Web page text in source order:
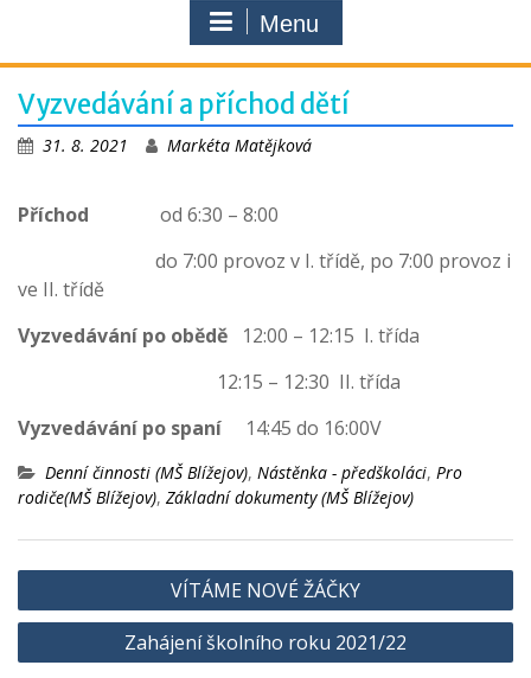
Menu
Vyzvedávání a příchod dětí
31. 8. 2021 Markéta Matějková
Příchod
od 6:30 – 8:00
do 7:00 provoz v I. třídě, po 7:00 provoz i
ve II. třídě
Vyzvedávání po obědě 12:00 – 12:15 I. třída
12:15 – 12:30 II. třída
Vyzvedávání po spaní 14:45 do 16:00V
Denní činnosti (MŠ Blížejov), Nástěnka - předškoláci, Pro
rodiče(MŠ Blížejov), Základní dokumenty (MŠ Blížejov)
Navigace
pro
příspěvek
VÍTÁME NOVÉ ŽÁČKY
Zahájení školního roku 2021/22